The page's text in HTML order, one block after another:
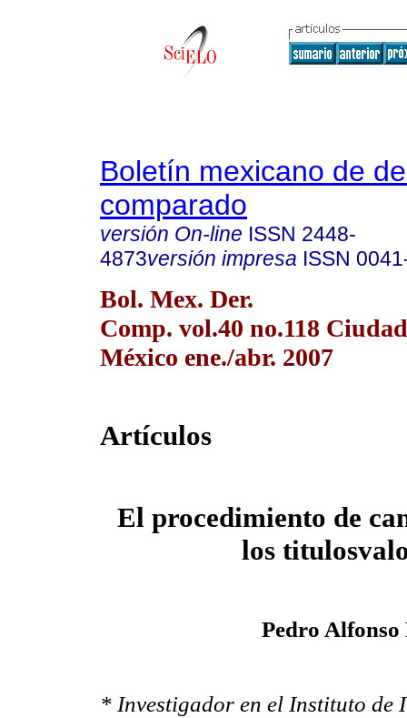
Boletín mexicano de
comparado
versión On-line ISSN 2448-
4873versión impresa ISSN
Bol. Mex. Der.
Comp. vol.40 no.118
México ene./abr. 2007
Artículos
El procedimiento de
los
Pedro
* Investigador en el Instituto de